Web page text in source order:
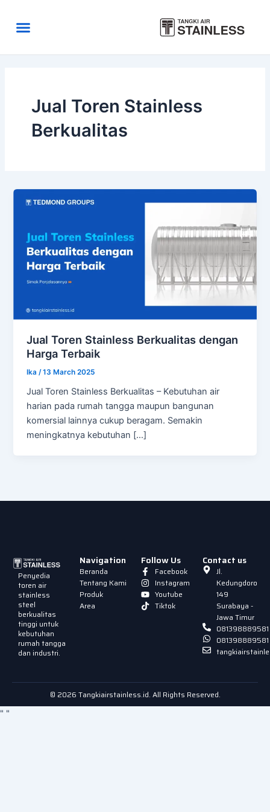
contentMenu
Jual Toren Stainless
Berkualitas
Jual Toren Stainless Berkualitas dengan
Harga Terbaik
Ika /13 March 2025
Jual Toren Stainless Berkualitas – Kebutuhan air
harian pada rumah tangga maupun bangunan
komersial lainnya cukup beragam. Semakin
meningkatnya kebutuhan […]
Penyedia
toren air
stainless
steel
berkualitas
tinggi untuk
kebutuhan
rumah tangga
dan industri.
Navigation
Beranda
Tentang Kami
Produk
Area
Follow Us
Facebook
Instagram
Youtube
Tiktok
Contact us
Jl.
Kedungdoro
149
Surabaya -
Jawa Timur
081398889581
081398889581
© 2026 Tangkiairstainless.id. All Rights Reserved.
" "